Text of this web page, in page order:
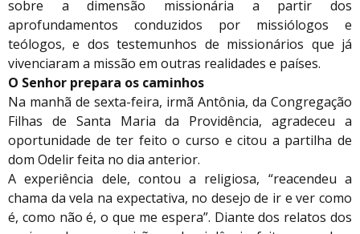
sobre a dimensão missionária a partir dos
aprofundamentos conduzidos por missiólogos e
teólogos, e dos testemunhos de missionários que já
vivenciaram a missão em outras realidades e países.
O Senhor prepara os caminhos
Na manhã de sexta-feira, irmã Antônia, da Congregação
Filhas de Santa Maria da Providência, agradeceu a
oportunidade de ter feito o curso e citou a partilha de
dom Odelir feita no dia anterior.
A experiência dele, contou a religiosa, “reacendeu a
chama da vela na expectativa, no desejo de ir e ver como
é, como não é, o que me espera”. Diante dos relatos dos